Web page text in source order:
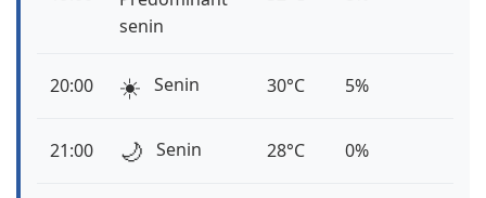
senin
20:00 ☀️ Senin 30°C 5%
21:00 🌙 Senin 28°C 0%